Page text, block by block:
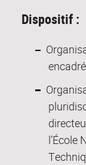
Dispositif :
l’École